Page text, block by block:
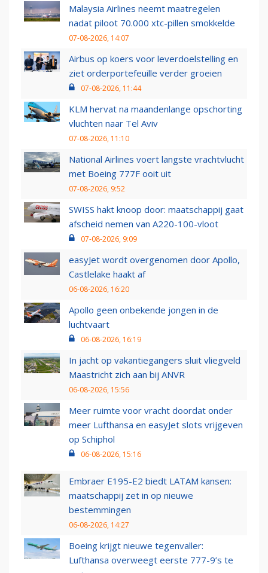
Malaysia Airlines neemt maatregelen
nadat piloot 70.000 xtc-pillen smokkelde
07-08-2026, 14:07
Airbus op koers voor leverdoelstelling en
ziet orderportefeuille verder groeien
07-08-2026, 11:44
KLM hervat na maandenlange opschorting
vluchten naar Tel Aviv
07-08-2026, 11:10
National Airlines voert langste vrachtvlucht
met Boeing 777F ooit uit
07-08-2026, 9:52
SWISS hakt knoop door: maatschappij gaat
afscheid nemen van A220-100-vloot
07-08-2026, 9:09
easyJet wordt overgenomen door Apollo,
Castlelake haakt af
06-08-2026, 16:20
Apollo geen onbekende jongen in de
luchtvaart
06-08-2026, 16:19
In jacht op vakantiegangers sluit vliegveld
Maastricht zich aan bij ANVR
06-08-2026, 15:56
Meer ruimte voor vracht doordat onder
meer Lufthansa en easyJet slots vrijgeven
op Schiphol
06-08-2026, 15:16
Embraer E195-E2 biedt LATAM kansen:
maatschappij zet in op nieuwe
bestemmingen
06-08-2026, 14:27
Boeing krijgt nieuwe tegenvaller:
Lufthansa overweegt eerste 777-9’s te